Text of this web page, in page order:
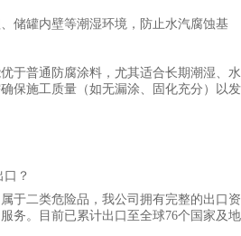
储罐内壁等潮湿环境，防止水汽腐蚀基
于普通防腐涂料，尤其适合长期潮湿、水
保施工质量（如无漏涂、固化充分）以发
口？
属于二类危险品，我公司拥有完整的出口资
务。目前已累计出口至全球76个国家及地